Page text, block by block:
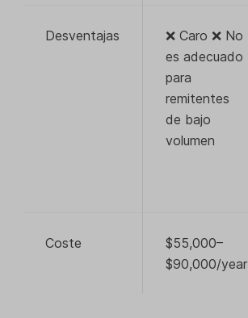
Desventajas
❌ Caro ❌ No
es adecuado
para
remitentes
de bajo
volumen
Coste
$55,000–
$90,000/year